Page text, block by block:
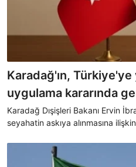
Karadağ'ın,
uygulama kararında
Karadağ Dışişleri Bakanı Ervin
seyahatin askıya alınmasına
beklediklerini söyledi.